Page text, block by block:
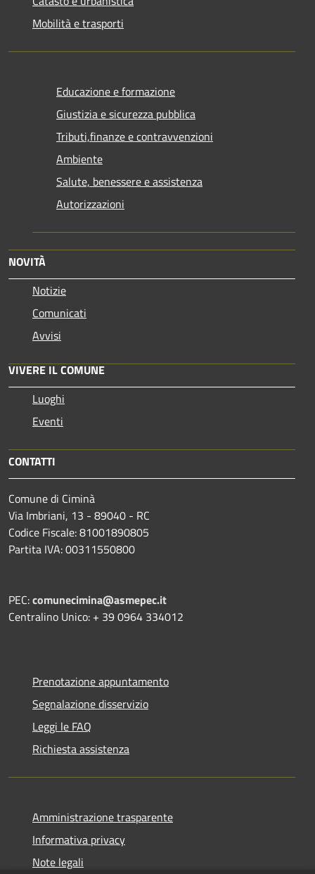
Mobilità e trasporti
Educazione e formazione
Giustizia e sicurezza pubblica
Tributi,finanze e contravvenzioni
Ambiente
Salute, benessere e assistenza
Autorizzazioni
NOVITÀ
Notizie
Comunicati
Avvisi
VIVERE IL COMUNE
Luoghi
Eventi
CONTATTI
Comune di Ciminà
Via Imbriani, 13 - 89040 - RC
Codice Fiscale: 81001890805
Partita IVA: 00311550800
PEC:comunecimina@asmepec.it
Centralino Unico: + 39 0964 334012
Prenotazione appuntamento
Segnalazione disservizio
Leggi le FAQ
Richiesta assistenza
Amministrazione trasparente
Informativa privacy
Note legali